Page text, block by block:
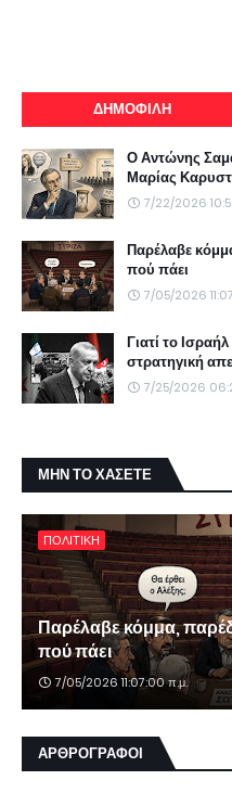
ΔΗΜΟΦΙΛΗ
Ο Αντώνης
Μαρίας
7/22/2026
Παρέλαβε
πού πάει
7/05/2026
Γιατί το
στρατηγική
7/25/2026
ΜΗΝ ΤΟ ΧΑΣΕΤΕ
ΠΟΛΙΤΙΚΗ
Παρέλαβε κόμμα,
πού πάει
7/05/2026 11:07:00 π.μ.
ΑΡΘΡΟΓΡΑΦΟΙ